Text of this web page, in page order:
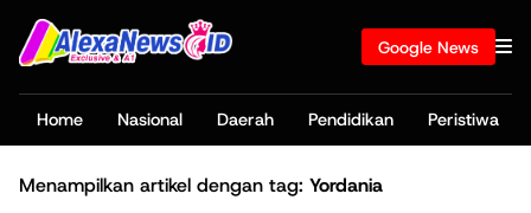
Google News
Home Nasional Daerah Pendidikan Peristiwa
Menampilkan artikel dengan tag: Yordania